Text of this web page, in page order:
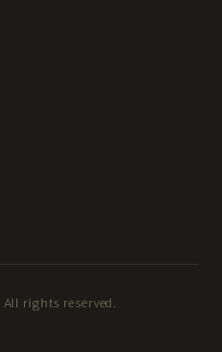
rights reserved.